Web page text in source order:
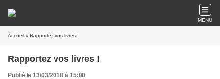
MENU
Accueil » Rapportez vos livres !
Rapportez vos livres !
Publié le 13/03/2018 à 15:00